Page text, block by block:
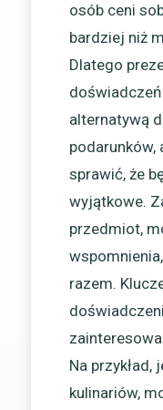
osób ceni
bardziej niż
Dlatego
doświadczeń
alternatywą
podarunków,
sprawić, że
wyjątkowe.
przedmiot,
razem.
Na przykład,
kulinariów,